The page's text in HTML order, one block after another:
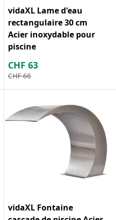
vidaXL Lame d'eau
rectangulaire 30 cm
Acier inoxydable pour
piscine
CHF 63
CHF 66
vidaXL Fontaine